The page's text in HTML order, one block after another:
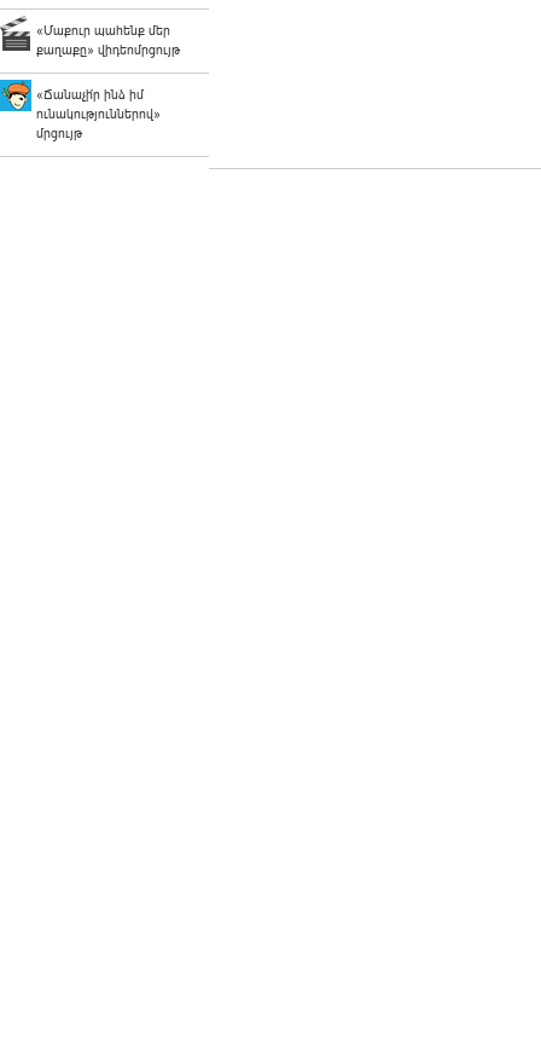
«Մաքուր պահենք մեր
քաղաքը» վիդեոմրցույթ
«Ճանաչի՛ր ինձ իմ
ունակություններով»
մրցույթ